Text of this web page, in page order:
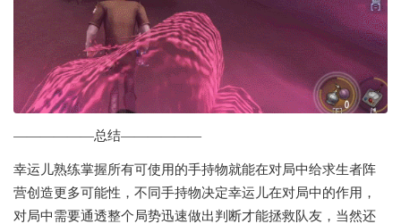
——————总结——————
幸运儿熟练掌握所有可使用的手持物就能在对局中给求生者阵
营创造更多可能性，不同手持物决定幸运儿在对局中的作用，
对局中需要通透整个局势迅速做出判断才能拯救队友，当然还